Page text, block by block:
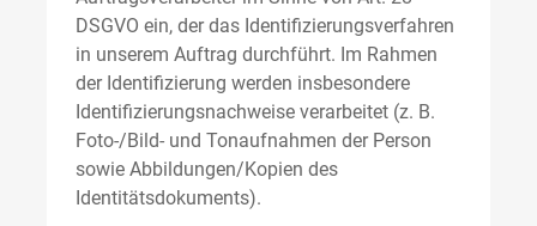
DSGVO ein, der das Identifizierungsverfahren
in unserem Auftrag durchführt. Im Rahmen
der Identifizierung werden insbesondere
Identifizierungsnachweise verarbeitet (z. B.
Foto-/Bild- und Tonaufnahmen der Person
sowie Abbildungen/Kopien des
Identitätsdokuments).